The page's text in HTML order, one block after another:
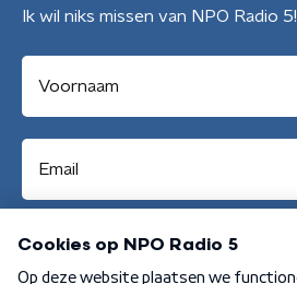
Ik wil niks missen van NPO Radio 5!
Aanmelden